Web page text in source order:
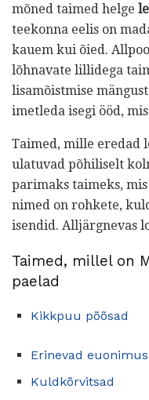
mõned taimed helge
teekonna eelis on
kauem kui õied.
lõhnavate lillidega
lisamõistmise
imetleda isegi ööd,
Taimed, mille eredad
ulatuvad põhiliselt
parimaks taimeks,
nimed on rohkete,
isendid. Alljärgnevas
Taimed, millel on
paelad
Kikkpuu põõsad
Erinevad euonimus
Kuldkõrvitsad